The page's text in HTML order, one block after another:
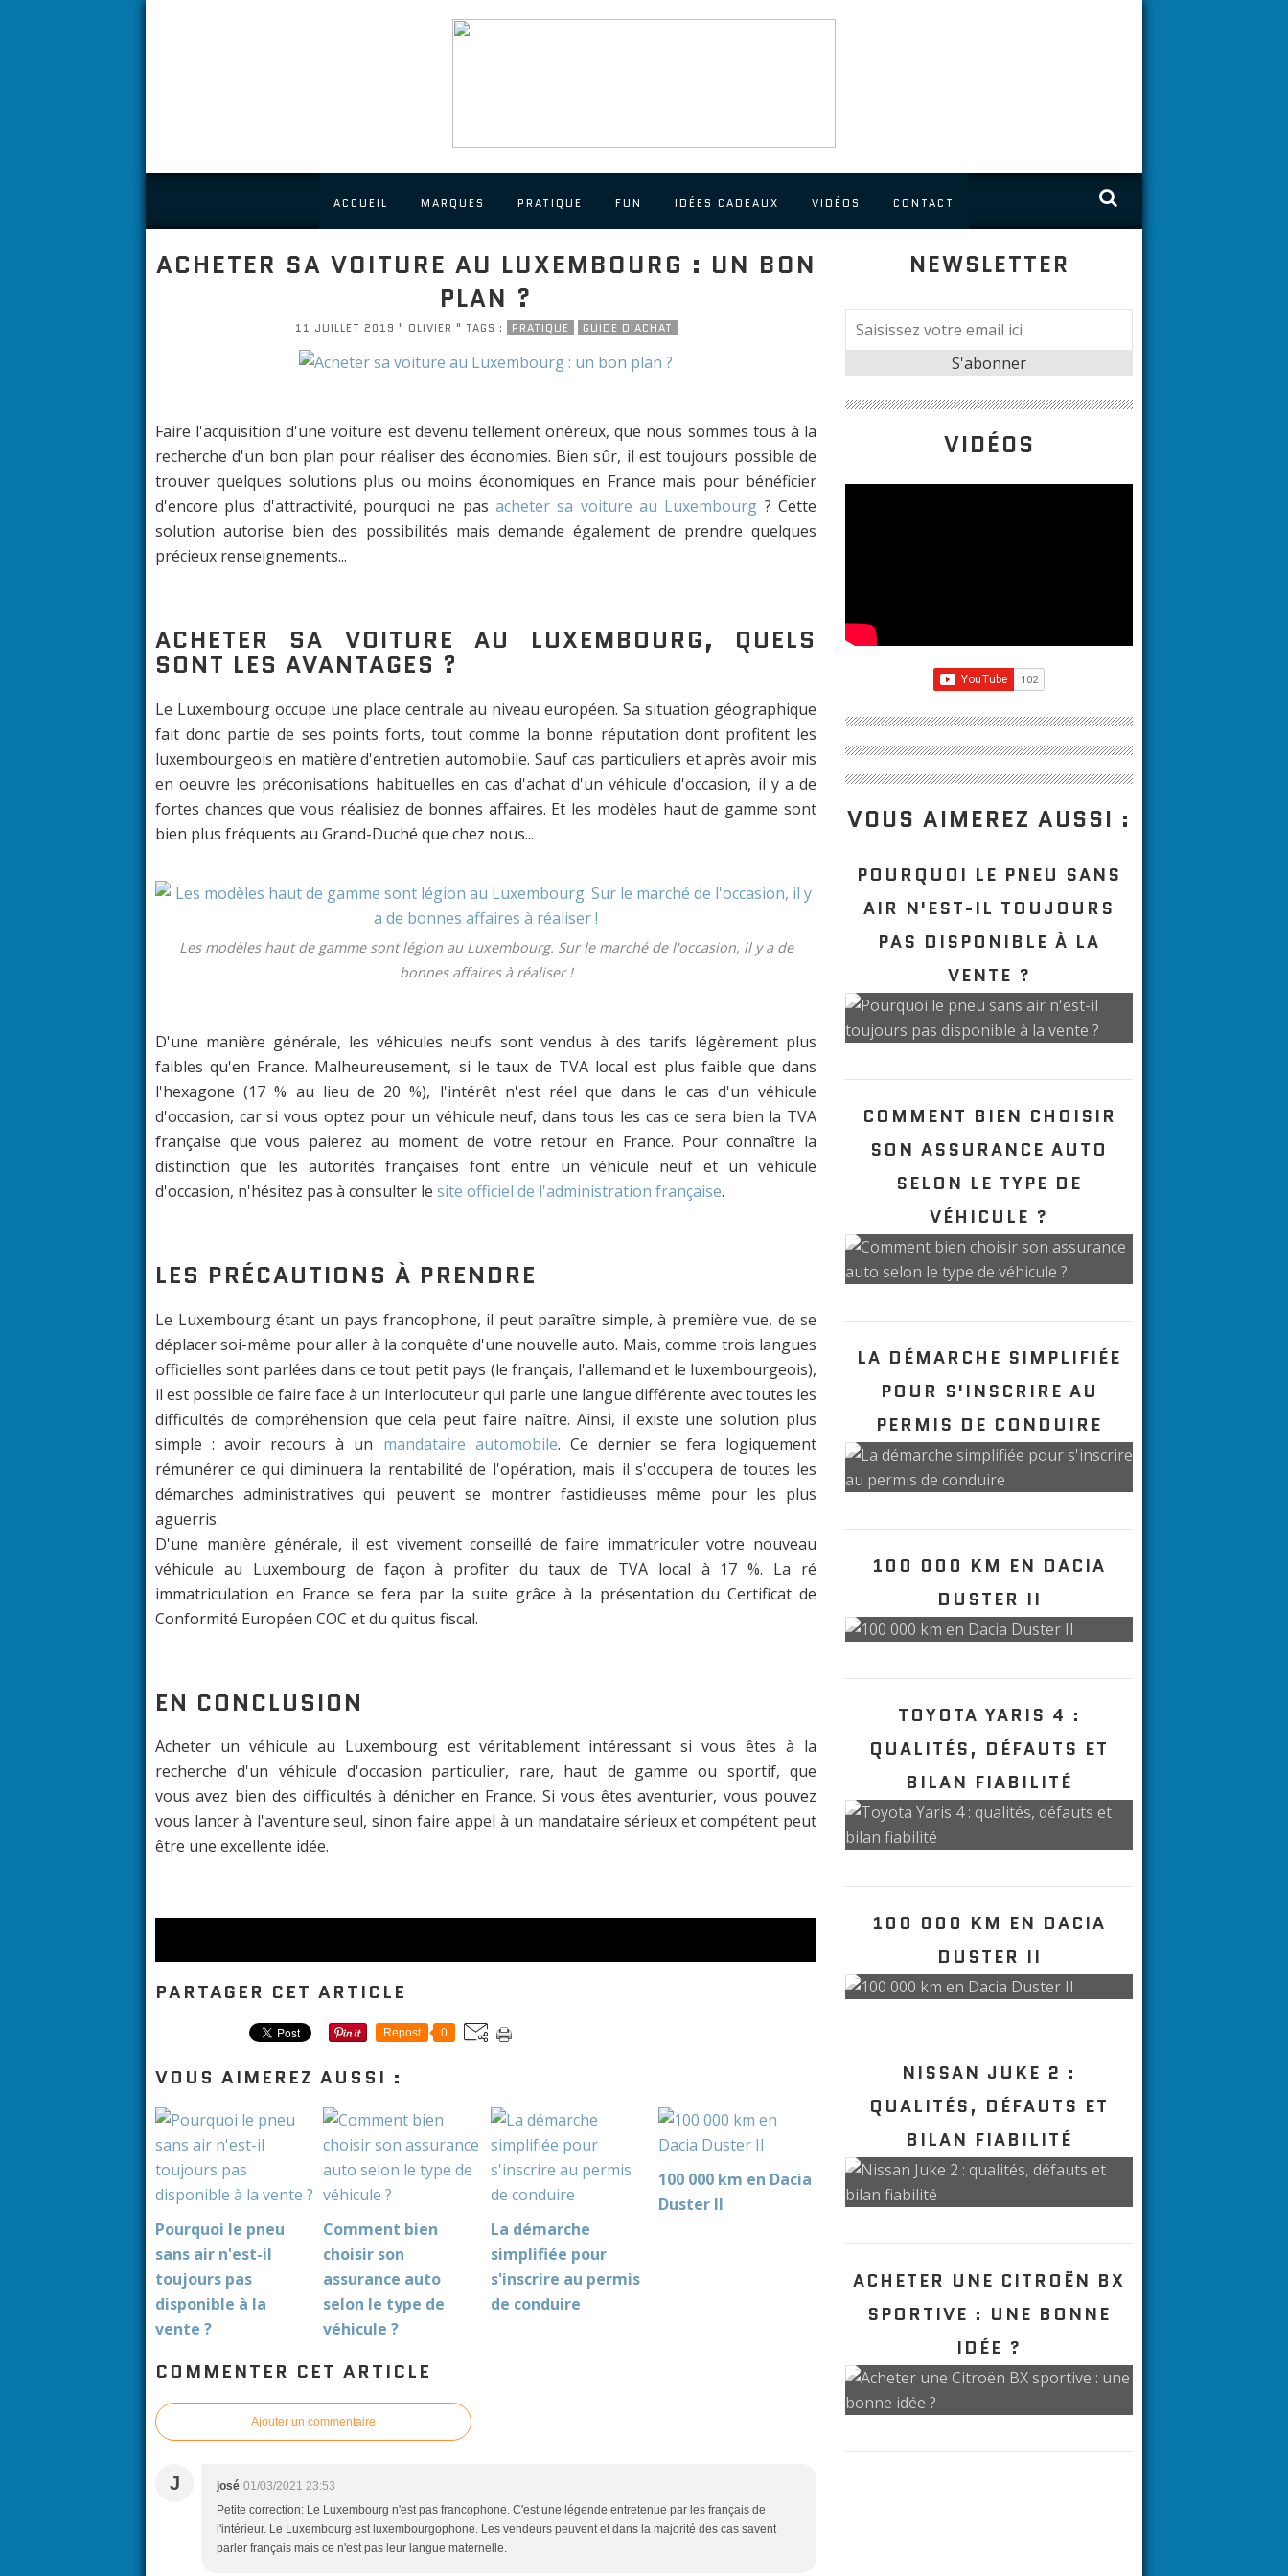
ACCUEIL MARQUES PRATIQUE FUN IDÉES CADEAUX VIDÉOS CONTACT
ACHETER SA VOITURE AU LUXEMBOURG : UN BON
PLAN ?
11 JUILLET 2019 " OLIVIER " TAGS : PRATIQUE GUIDE D'ACHAT
Faire l'acquisition d'une voiture est devenu tellement onéreux, que nous sommes tous à la
recherche d'un bon plan pour réaliser des économies. Bien sûr, il est toujours possible de
trouver quelques solutions plus ou moins économiques en France mais pour bénéficier
d'encore plus d'attractivité, pourquoi ne pas acheter sa voiture au Luxembourg ? Cette
solution autorise bien des possibilités mais demande également de prendre quelques
précieux renseignements...
ACHETER SA VOITURE AU LUXEMBOURG, QUELS
SONT LES AVANTAGES ?
Le Luxembourg occupe une place centrale au niveau européen. Sa situation géographique
fait donc partie de ses points forts, tout comme la bonne réputation dont profitent les
luxembourgeois en matière d'entretien automobile. Sauf cas particuliers et après avoir mis
en oeuvre les préconisations habituelles en cas d'achat d'un véhicule d'occasion, il y a de
fortes chances que vous réalisiez de bonnes affaires. Et les modèles haut de gamme sont
bien plus fréquents au Grand-Duché que chez nous...
Les modèles haut de gamme sont légion au Luxembourg. Sur le marché de l'occasion, il y a de
bonnes affaires à réaliser !
D'une manière générale, les véhicules neufs sont vendus à des tarifs légèrement plus
faibles qu'en France. Malheureusement, si le taux de TVA local est plus faible que dans
l'hexagone (17 % au lieu de 20 %), l'intérêt n'est réel que dans le cas d'un véhicule
d'occasion, car si vous optez pour un véhicule neuf, dans tous les cas ce sera bien la TVA
française que vous paierez au moment de votre retour en France. Pour connaître la
distinction que les autorités françaises font entre un véhicule neuf et un véhicule
d'occasion, n'hésitez pas à consulter le site officiel de l'administration française.
LES PRÉCAUTIONS À PRENDRE
Le Luxembourg étant un pays francophone, il peut paraître simple, à première vue, de se
déplacer soi-même pour aller à la conquête d'une nouvelle auto. Mais, comme trois langues
officielles sont parlées dans ce tout petit pays (le français, l'allemand et le luxembourgeois),
il est possible de faire face à un interlocuteur qui parle une langue différente avec toutes les
difficultés de compréhension que cela peut faire naître. Ainsi, il existe une solution plus
simple : avoir recours à un mandataire automobile. Ce dernier se fera logiquement
rémunérer ce qui diminuera la rentabilité de l'opération, mais il s'occupera de toutes les
démarches administratives qui peuvent se montrer fastidieuses même pour les plus
aguerris.
D'une manière générale, il est vivement conseillé de faire immatriculer votre nouveau
véhicule au Luxembourg de façon à profiter du taux de TVA local à 17 %. La ré
immatriculation en France se fera par la suite grâce à la présentation du Certificat de
Conformité Européen COC et du quitus fiscal.
EN CONCLUSION
Acheter un véhicule au Luxembourg est véritablement intéressant si vous êtes à la
recherche d'un véhicule d'occasion particulier, rare, haut de gamme ou sportif, que
vous avez bien des difficultés à dénicher en France. Si vous êtes aventurier, vous pouvez
vous lancer à l'aventure seul, sinon faire appel à un mandataire sérieux et compétent peut
être une excellente idée.
PARTAGER CET ARTICLE
Repost 0
VOUS AIMEREZ AUSSI :
Pourquoi le pneu
sans air n'est-il
toujours pas
disponible à la
vente ?
Comment bien
choisir son
assurance auto
selon le type de
véhicule ?
La démarche
simplifiée pour
s'inscrire au permis
de conduire
100 000 km en Dacia
Duster II
COMMENTER CET ARTICLE
Ajouter un commentaire
J josé 01/03/2021 23:53
Petite correction: Le Luxembourg n'est pas francophone. C'est une légende entretenue par les français de
l'intérieur. Le Luxembourg est luxembourgophone. Les vendeurs peuvent et dans la majorité des cas savent
parler français mais ce n'est pas leur langue maternelle.
NEWSLETTER
VIDÉOS
VOUS AIMEREZ AUSSI :
VENTE ?
SELON LE TYPE DE
VÉHICULE ?
LA DÉMARCHE SIMPLIFIÉE
POUR S'INSCRIRE AU
PERMIS DE CONDUIRE
100 000 KM EN DACIA
DUSTER II
TOYOTA YARIS 4 :
QUALITÉS, DÉFAUTS ET
BILAN FIABILITÉ
100 000 KM EN DACIA
DUSTER II
QUALITÉS, DÉFAUTS ET
BILAN FIABILITÉ